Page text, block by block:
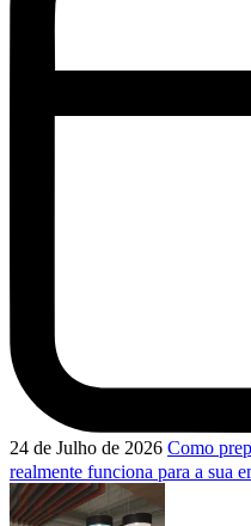
24 de Julho de 2026 Como
realmente funciona para a sua